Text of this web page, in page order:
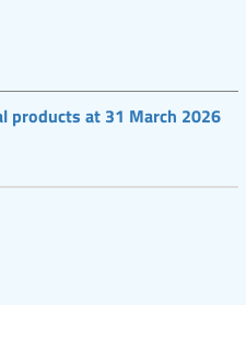
products at 31 March 2026